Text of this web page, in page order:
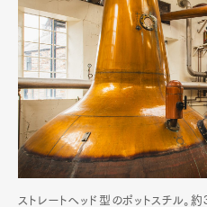
ストレートヘッド型のポットスチル